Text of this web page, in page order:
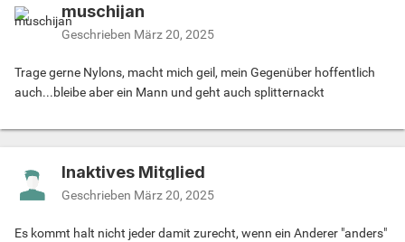
muschijan
Geschrieben März 20, 2025
Trage gerne Nylons, macht mich geil, mein Gegenüber hoffentlich
auch...bleibe aber ein Mann und geht auch splitternackt
Inaktives Mitglied
Geschrieben März 20, 2025
Es kommt halt nicht jeder damit zurecht, wenn ein Anderer "anders"